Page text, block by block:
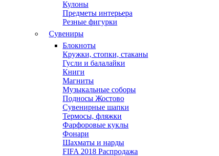
Кулоны
Предметы интерьера
Резные фигурки
Сувениры
Блокноты
Кружки, стопки, стаканы
Гусли и балалайки
Книги
Магниты
Музыкальные соборы
Подносы Жостово
Сувенирные шапки
Термосы, фляжки
Фарфоровые куклы
Фонари
Шахматы и нарды
FIFA 2018 Распродажа